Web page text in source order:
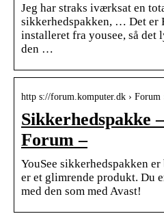
Jeg har straks iværksat en
sikkerhedspakken, … Det er
installeret fra yousee, så det
den …
http s://forum.komputer.dk ›
Sikkerhedspakke
Forum –
YouSee sikkerhedspakken er
er et glimrende produkt. Du
med den som med Avast!